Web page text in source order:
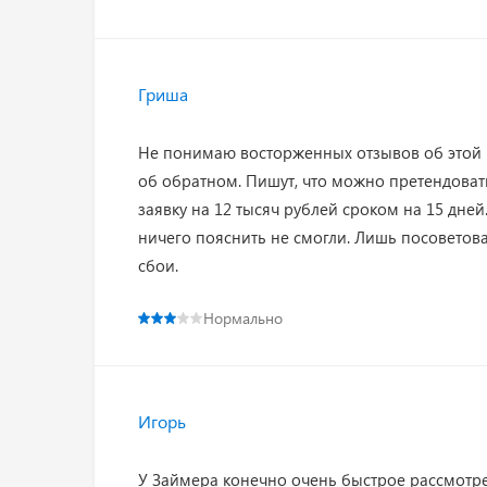
Гриша
Не понимаю восторженных отзывов об этой
об обратном. Пишут, что можно
заявку на 12 тысяч рублей сроком на 15
ничего пояснить не смогли. Лишь
сбои.
Нормально
Игорь
У Займера конечно очень быстрое